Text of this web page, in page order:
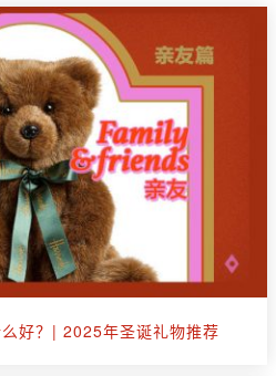
好？| 2025年圣诞礼物推荐